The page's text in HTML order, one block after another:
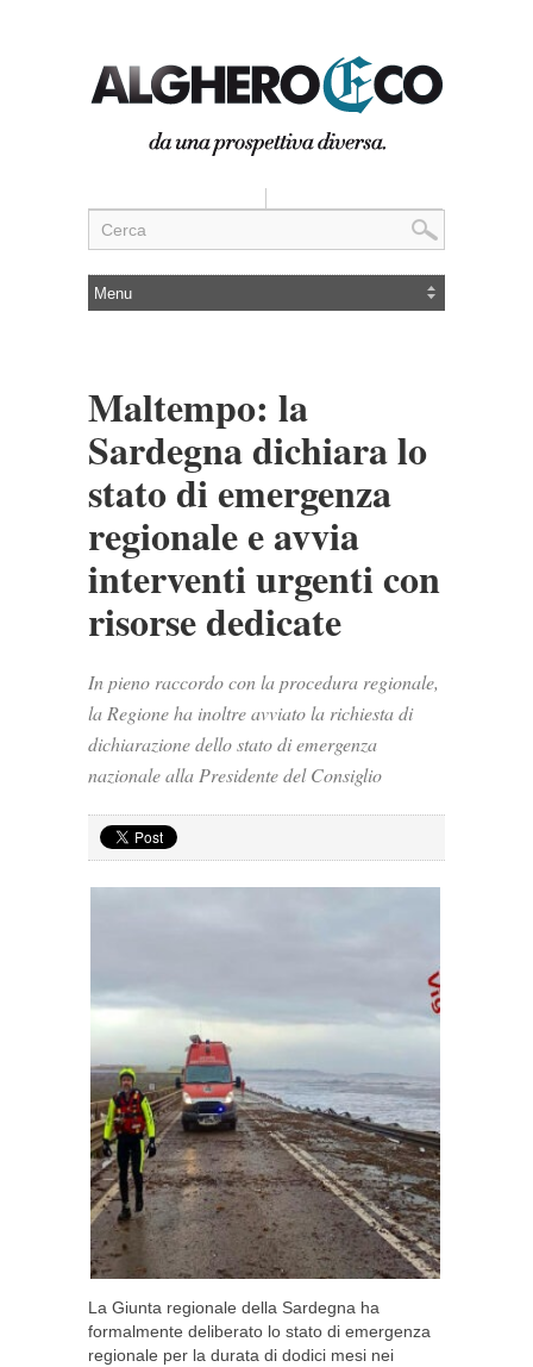
Maltempo: la
Sardegna dichiara lo
stato di emergenza
regionale e avvia
interventi urgenti con
risorse dedicate
In pieno raccordo con la procedura regionale,
la Regione ha inoltre avviato la richiesta di
dichiarazione dello stato di emergenza
nazionale alla Presidente del Consiglio
La Giunta regionale della Sardegna ha
formalmente deliberato lo stato di emergenza
regionale per la durata di dodici mesi nei